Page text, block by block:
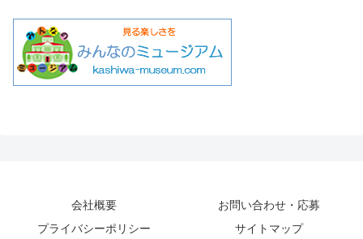
会社概要
お問い合わせ・応募
プライバシーポリシー
サイトマップ